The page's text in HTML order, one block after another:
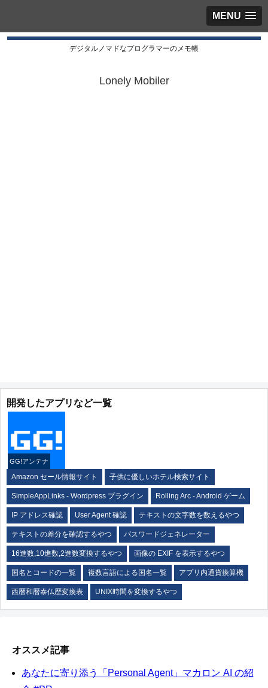
MENU
デジタルノマドなプログラマーのメモ帳
Lonely Mobiler
開発したアプリなど一覧
GG!アンテナ
Amazon セール情報サイト 子供に優しいホテル検索サイト
SimpleAppLinks - Wordpress プラグイン Rolling Arc - Android ゲーム
IP アドレス確認 User Agent 確認 テキストの文字数を数えるやつ
テキストの差分を確認するやつ パスワードジェネレーター
16進数,10進数,2進数変換するやつ 画像の EXIF を表示するやつ
国名とコードの一覧 複数言語による国名一覧 アプリ内通貨換算機
西暦和暦泰仏歴変換表 UNIX時間を変換するやつ
オススメ記事
あなたに寄り添う「Personal Agent」マカロン AI の紹